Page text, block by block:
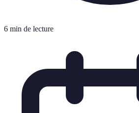
6 min de lecture